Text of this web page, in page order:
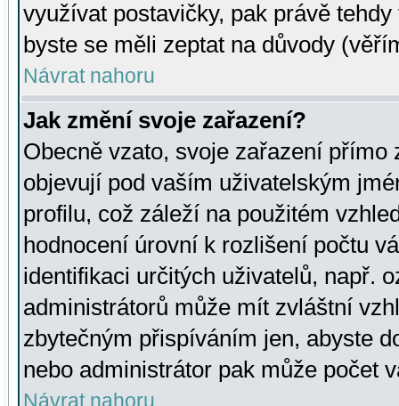
využívat postavičky, pak právě
byste se měli zeptat na důvody
Návrat nahoru
Jak změní svoje zařazení?
Obecně vzato, svoje zařazení přímo
objevují pod vaším uživatelským
profilu, což záleží na použitém
hodnocení úrovní k rozlišení počtu
identifikaci určitých uživatelů, např.
administrátorů může mít zvláštní
zbytečným přispíváním jen, abyste
nebo administrátor pak může počet
Návrat nahoru